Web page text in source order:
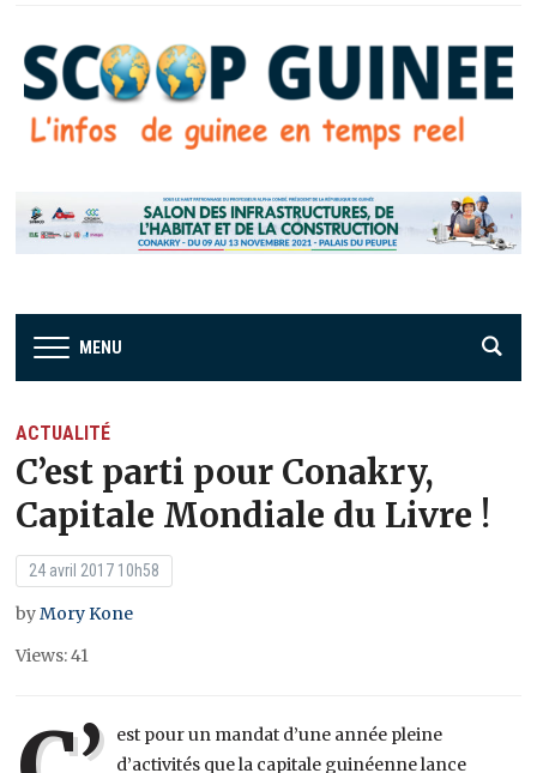
MENU
ACTUALITÉ
C’est parti pour Conakry,
Capitale Mondiale du Livre !
24 avril 2017 10h58
byMory Kone
Views: 41
est pour un mandat d’une année pleine
d’activités que la capitale guinéenne lance